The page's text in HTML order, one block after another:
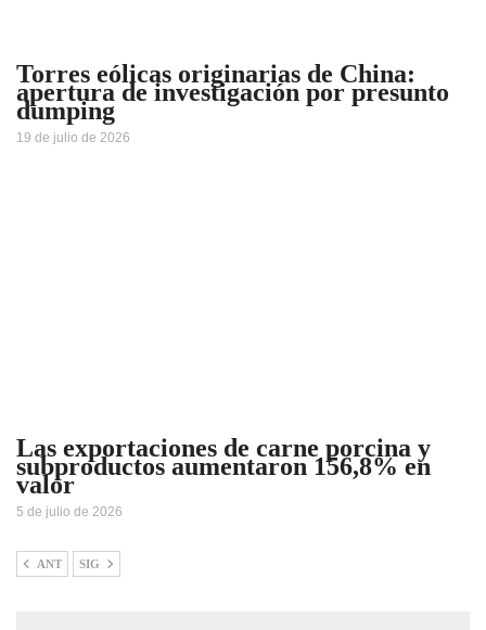
Torres eólicas originarias de China:
apertura de investigación por presunto
dumping
19 de julio de 2026
Las exportaciones de carne porcina y
subproductos aumentaron 156,8% en
valor
5 de julio de 2026
ANT SIG